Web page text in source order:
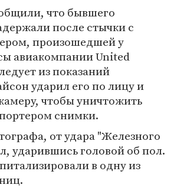
что бывшего
после стычки с
произошедшей у
авиакомпании United
из показаний
ударил его по лицу и
чтобы уничтожить
снимки.
от удара "Железного
ударившись головой об пол.
в одну из